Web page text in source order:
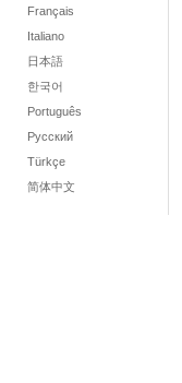
Français
Italiano
日本語
한국어
Português
Русский
Türkçe
简体中文